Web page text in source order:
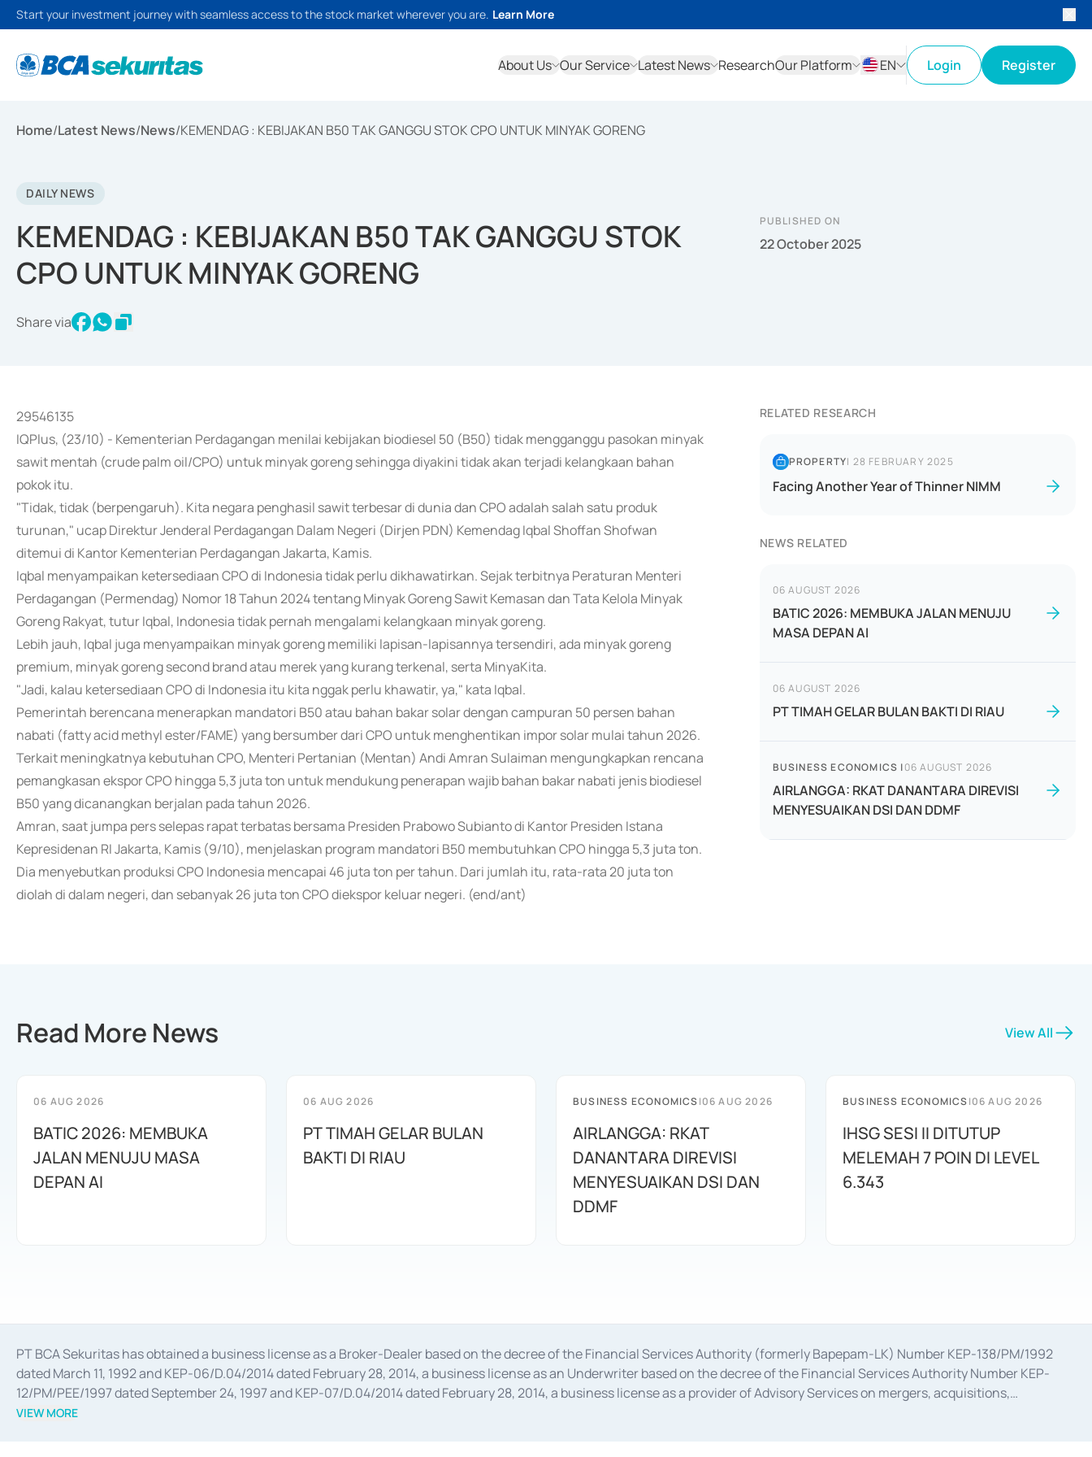
Start your investment journey with seamless access to the stock market wherever you are. Learn More
About Us Our Service Latest News ResearchOur Platform
EN
Login Register
Home/Latest News/News/KEMENDAG : KEBIJAKAN B50 TAK GANGGU STOK CPO UNTUK MINYAK GORENG
DAILY NEWS
KEMENDAG : KEBIJAKAN B50 TAK GANGGU STOK
CPO UNTUK MINYAK GORENG
Share via
PUBLISHED ON
22 October 2025
29546135
IQPlus, (23/10) - Kementerian Perdagangan menilai kebijakan biodiesel 50 (B50) tidak mengganggu pasokan minyak
sawit mentah (crude palm oil/CPO) untuk minyak goreng sehingga diyakini tidak akan terjadi kelangkaan bahan
pokok itu.
"Tidak, tidak (berpengaruh). Kita negara penghasil sawit terbesar di dunia dan CPO adalah salah satu produk
turunan," ucap Direktur Jenderal Perdagangan Dalam Negeri (Dirjen PDN) Kemendag Iqbal Shoffan Shofwan
ditemui di Kantor Kementerian Perdagangan Jakarta, Kamis.
Iqbal menyampaikan ketersediaan CPO di Indonesia tidak perlu dikhawatirkan. Sejak terbitnya Peraturan Menteri
Perdagangan (Permendag) Nomor 18 Tahun 2024 tentang Minyak Goreng Sawit Kemasan dan Tata Kelola Minyak
Goreng Rakyat, tutur Iqbal, Indonesia tidak pernah mengalami kelangkaan minyak goreng.
Lebih jauh, Iqbal juga menyampaikan minyak goreng memiliki lapisan-lapisannya tersendiri, ada minyak goreng
premium, minyak goreng second brand atau merek yang kurang terkenal, serta MinyaKita.
"Jadi, kalau ketersediaan CPO di Indonesia itu kita nggak perlu khawatir, ya," kata Iqbal.
Pemerintah berencana menerapkan mandatori B50 atau bahan bakar solar dengan campuran 50 persen bahan
nabati (fatty acid methyl ester/FAME) yang bersumber dari CPO untuk menghentikan impor solar mulai tahun 2026.
Terkait meningkatnya kebutuhan CPO, Menteri Pertanian (Mentan) Andi Amran Sulaiman mengungkapkan rencana
pemangkasan ekspor CPO hingga 5,3 juta ton untuk mendukung penerapan wajib bahan bakar nabati jenis biodiesel
B50 yang dicanangkan berjalan pada tahun 2026.
Amran, saat jumpa pers selepas rapat terbatas bersama Presiden Prabowo Subianto di Kantor Presiden Istana
Kepresidenan RI Jakarta, Kamis (9/10), menjelaskan program mandatori B50 membutuhkan CPO hingga 5,3 juta ton.
Dia menyebutkan produksi CPO Indonesia mencapai 46 juta ton per tahun. Dari jumlah itu, rata-rata 20 juta ton
diolah di dalam negeri, dan sebanyak 26 juta ton CPO diekspor keluar negeri. (end/ant)
RELATED RESEARCH
PROPERTY| 28 FEBRUARY 2025
Facing Another Year of Thinner NIMM
NEWS RELATED
06 AUGUST 2026
BATIC 2026: MEMBUKA JALAN MENUJU
MASA DEPAN AI
06 AUGUST 2026
PT TIMAH GELAR BULAN BAKTI DI RIAU
BUSINESS ECONOMICS |06 AUGUST 2026
AIRLANGGA: RKAT DANANTARA DIREVISI
MENYESUAIKAN DSI DAN DDMF
Read More News View All
06 AUG 2026
BATIC 2026: MEMBUKA
JALAN MENUJU MASA
DEPAN AI
06 AUG 2026
PT TIMAH GELAR BULAN
BAKTI DI RIAU
BUSINESS ECONOMICS|06 AUG 2026
AIRLANGGA: RKAT
DANANTARA DIREVISI
MENYESUAIKAN DSI DAN
DDMF
BUSINESS ECONOMICS|06 AUG 2026
IHSG SESI II DITUTUP
MELEMAH 7 POIN DI LEVEL
6.343
PT BCA Sekuritas has obtained a business license as a Broker-Dealer based on the decree of the Financial Services Authority (formerly Bapepam-LK) Number KEP-138/PM/1992
dated March 11, 1992 and KEP-06/D.04/2014 dated February 28, 2014, a business license as an Underwriter based on the decree of the Financial Services Authority Number KEP-
12/PM/PEE/1997 dated September 24, 1997 and KEP-07/D.04/2014 dated February 28, 2014, a business license as a provider of Advisory Services on mergers, acquisitions,
divestments, and joint ventures based on the decree of the Financial Services Authority Number S-67/PM.21/2014 dated February 28, 2014, a business license as a provider of
VIEW MORE